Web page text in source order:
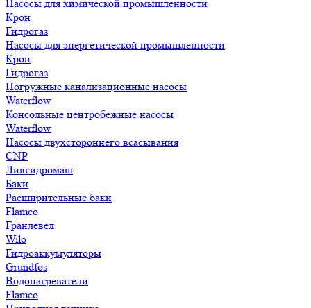
Насосы для химической промышленности
Крон
Гидрогаз
Насосы для энергетической промышленности
Крон
Гидрогаз
Погружные канализационные насосы
Waterflow
Консольные центробежные насосы
Waterflow
Насосы двухстороннего всасывания
CNP
Ливгидромаш
Баки
Расширительные баки
Flamco
Гранлевел
Wilo
Гидроаккумуляторы
Grundfos
Водонагреватели
Flamco